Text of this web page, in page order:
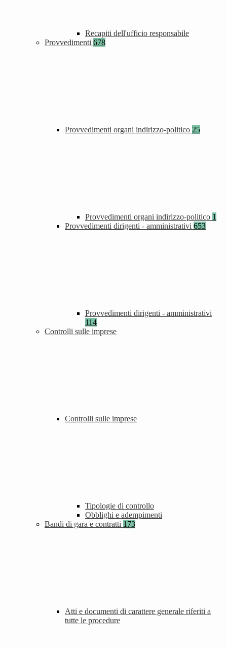
Recapiti dell'ufficio responsabile
Provvedimenti 678
Provvedimenti organi indirizzo-politico 25
Provvedimenti organi indirizzo-politico 1
Provvedimenti dirigenti - amministrativi 653
Provvedimenti dirigenti - amministrativi
114
Controlli sulle imprese
Controlli sulle imprese
Tipologie di controllo
Obblighi e adempimenti
Bandi di gara e contratti 173
Atti e documenti di carattere generale riferiti a
tutte le procedure